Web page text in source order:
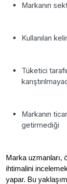
Markanın
Kullanılan
Tüketici
Markanın
getirmediği
Marka uzmanları,
ihtimalini
yapar. Bu